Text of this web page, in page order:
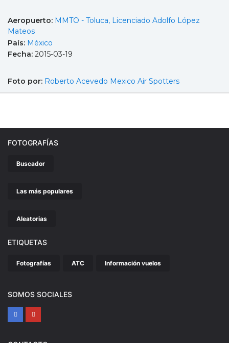
Aeropuerto: MMTO - Toluca, Licenciado Adolfo López
Mateos
País: México
Fecha: 2015-03-19
Foto por: Roberto Acevedo Mexico Air Spotters
FOTOGRAFÍAS
Buscador
Las más populares
Aleatorias
ETIQUETAS
Fotografías ATC Información vuelos
SOMOS SOCIALES